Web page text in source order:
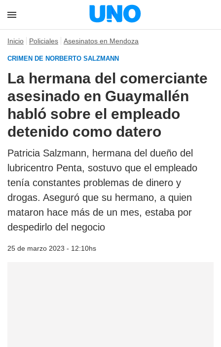
Inicio Policiales Asesinatos en Mendoza
CRIMEN DE NORBERTO SALZMANN
La hermana del comerciante
asesinado en Guaymallén
habló sobre el empleado
detenido como datero
Patricia Salzmann, hermana del dueño del
lubricentro Penta, sostuvo que el empleado
tenía constantes problemas de dinero y
drogas. Aseguró que su hermano, a quien
mataron hace más de un mes, estaba por
despedirlo del negocio
25 de marzo 2023 - 12:10hs